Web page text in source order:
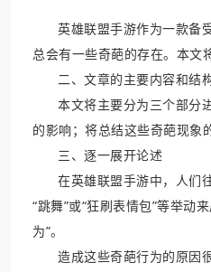
英雄联盟手游作为一款备
总会有一些奇葩的存在。本文
二、文章的主要内容和结
本文将主要分为三个部分
的影响；将总结这些奇葩现象
三、逐一展开论述
在英雄联盟手游中，人们
“跳舞”或“狂刷表情包”等举动
为”。
造成这些奇葩行为的原因